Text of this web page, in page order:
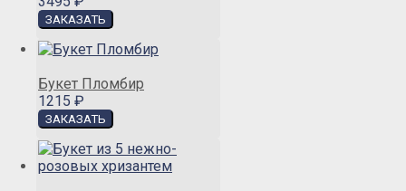
Букет Пломбир
1215 ₽